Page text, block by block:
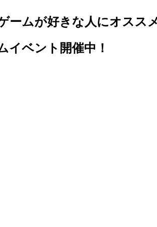
ームが好きな人にオスス
イベント開催中！